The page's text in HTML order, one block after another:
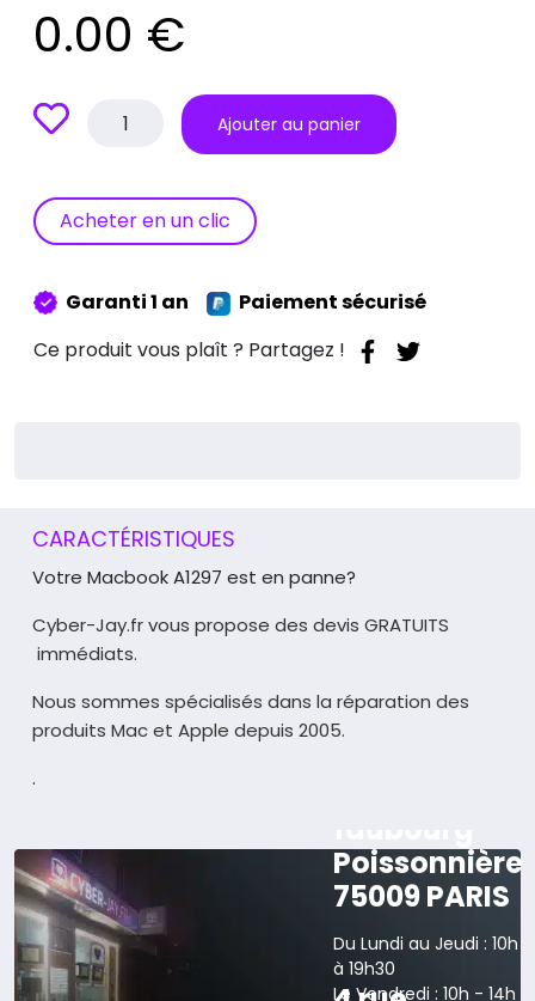
0.00 €
quantité
Macbook
Ajouter au panier
Acheter en un clic
Garanti 1 an
Paiement sécurisé
Ce produit vous plaît ? Partagez !
CARACTÉRISTIQUES
Votre Macbook A1297 est en panne?
Cyber-Jay.fr vous propose des devis GRATUITS
immédiats.
Nous sommes spécialisés dans la réparation des
produits Mac et Apple depuis 2005.
.
Poissonnière
75009 PARIS
Du Lundi au Jeudi : 10h
à 19h30
Le Vendredi : 10h - 14h